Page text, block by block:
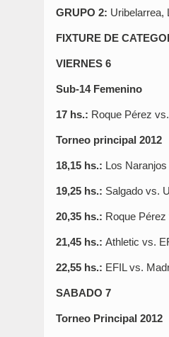
GRUPO 2: Uribelarrea,
FIXTURE DE
VIERNES 6
Sub-14 Femenino
17 hs.: Roque Pérez
Torneo principal 2012
18,15 hs.: Los
19,25 hs.: Salgado vs.
20,35 hs.: Roque
21,45 hs.: Athletic vs.
22,55 hs.: EFIL vs.
SABADO 7
Torneo Principal 2012